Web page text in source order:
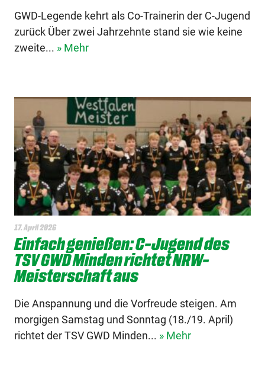
GWD-Legende kehrt als Co-Trainerin der C-Jugend
zurück Über zwei Jahrzehnte stand sie wie keine
zweite... » Mehr
17. April 2026
Einfach genießen: C-Jugend des
TSV GWD Minden richtet NRW-
Meisterschaft aus
Die Anspannung und die Vorfreude steigen. Am
morgigen Samstag und Sonntag (18./19. April)
richtet der TSV GWD Minden... » Mehr